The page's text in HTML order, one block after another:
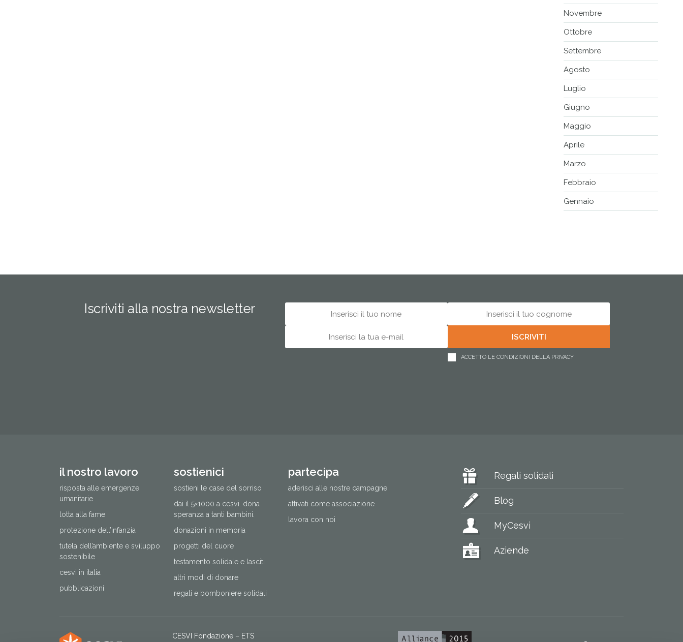
Novembre
Ottobre
Settembre
Agosto
Luglio
Giugno
Maggio
Aprile
Marzo
Febbraio
Gennaio
Iscriviti alla nostra newsletter
ACCETTO LE CONDIZIONI DELLA PRIVACY
il nostro lavoro
risposta alle emergenze
umanitarie
lotta alla fame
protezione dell’infanzia
tutela dell’ambiente e sviluppo
sostenibile
cesvi in italia
pubblicazioni
sostienici
sostieni le case del sorriso
dai il 5×1000 a cesvi. dona
speranza a tanti bambini.
donazioni in memoria
progetti del cuore
testamento solidale e lasciti
altri modi di donare
regali e bomboniere solidali
partecipa
aderisci alle nostre campagne
attivati come associazione
lavora con noi
Regali solidali
Blog
MyCesvi
Aziende
CESVI Fondazione – ETS